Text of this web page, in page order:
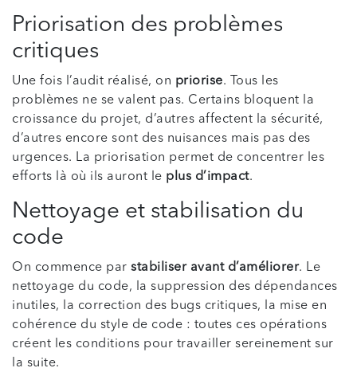
Priorisation des problèmes
critiques
Une fois l’audit réalisé, on priorise. Tous les
problèmes ne se valent pas. Certains bloquent la
croissance du projet, d’autres affectent la sécurité,
d’autres encore sont des nuisances mais pas des
urgences. La priorisation permet de concentrer les
efforts là où ils auront le plus d’impact.
Nettoyage et stabilisation du
code
On commence par stabiliser avant d’améliorer. Le
nettoyage du code, la suppression des dépendances
inutiles, la correction des bugs critiques, la mise en
cohérence du style de code : toutes ces opérations
créent les conditions pour travailler sereinement sur
la suite.